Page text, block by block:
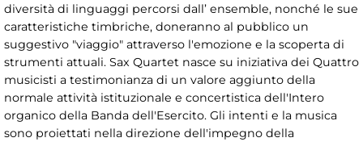
diversità di linguaggi percorsi dall’ ensemble, nonché le sue
caratteristiche timbriche, doneranno al pubblico un
suggestivo "viaggio" attraverso l'emozione e la scoperta di
strumenti attuali. Sax Quartet nasce su iniziativa dei Quattro
musicisti a testimonianza di un valore aggiunto della
normale attività istituzionale e concertistica dell'Intero
organico della Banda dell'Esercito. Gli intenti e la musica
sono proiettati nella direzione dell'impegno della